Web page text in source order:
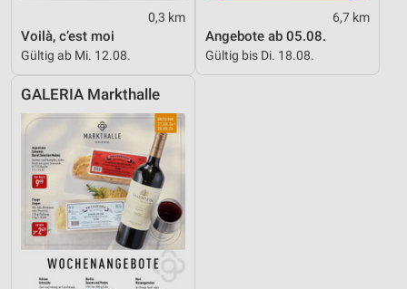
0,3 km
Voilà, c’est moi
Gültig ab Mi. 12.08.
6,7 km
Angebote ab 05.08.
Gültig bis Di. 18.08.
GALERIA Markthalle